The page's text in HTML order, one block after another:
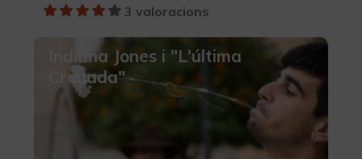
3 valoracions
Indiana Jones i "L'última
Creuada"